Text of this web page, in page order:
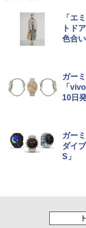
「エ
トド
色合い
ガー
「
10日
ガー
ダイ
S」